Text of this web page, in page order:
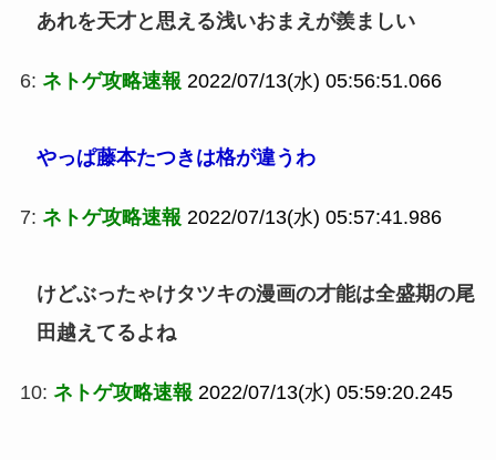
あれを天才と思える浅いおまえが羨ましい
6: ネトゲ攻略速報 2022/07/13(水) 05:56:51.066
やっぱ藤本たつきは格が違うわ
7: ネトゲ攻略速報 2022/07/13(水) 05:57:41.986
けどぶったゃけタツキの漫画の才能は全盛期の尾
田越えてるよね
10: ネトゲ攻略速報 2022/07/13(水) 05:59:20.245